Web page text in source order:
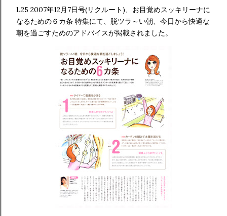
L25 2007年12月7日号(リクルート)、お目覚めスッキリーナに
なるための６カ条 特集にて、脱ツラ～い朝、今日から快適な
朝を過ごすためのアドバイスが掲載されました。